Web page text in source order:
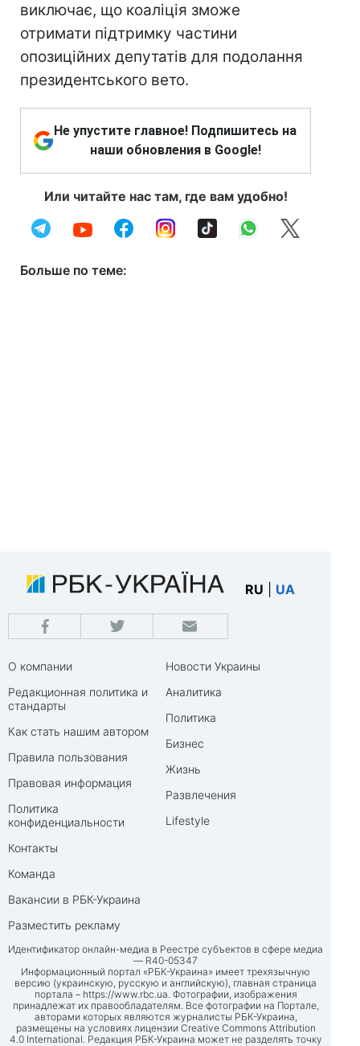
виключає, що коаліція зможе
отримати підтримку частини
опозиційних депутатів для подолання
президентського вето.
Не упустите главное! Подпишитесь на
наши обновления в Google!
Или читайте нас там, где вам удобно!
Больше по теме:
RU UA
О компании
Редакционная политика и
стандарты
Как стать нашим автором
Правила пользования
Правовая информация
Политика
конфиденциальности
Контакты
Команда
Вакансии в РБК-Украина
Разместить рекламу
Новости Украины
Аналитика
Политика
Бизнес
Жизнь
Развлечения
Lifestyle
Идентификатор онлайн-медиа в Реестре субъектов в сфере медиа
— R40-05347
Информационный портал «РБК-Украина» имеет трехязычную
версию (украинскую, русскую и английскую), главная страница
портала – https://www.rbc.ua. Фотографии, изображения
принадлежат их правообладателям. Все фотографии на Портале,
авторами которых являются журналисты РБК-Украина,
размещены на условиях лицензии Creative Commons Attribution
4.0 International. Редакция РБК-Украина может не разделять точку